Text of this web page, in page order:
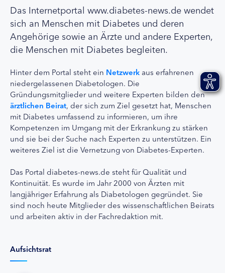
Das Internetportal www.diabetes-news.de wendet
sich an Menschen mit Diabetes und deren
Angehörige sowie an Ärzte und andere Experten,
die Menschen mit Diabetes begleiten.
Hinter dem Portal steht ein Netzwerk aus erfahrenen
niedergelassenen Diabetologen. Die
Gründungsmitglieder und weitere Experten bilden den
ärztlichen Beirat, der sich zum Ziel gesetzt hat, Menschen
mit Diabetes umfassend zu informieren, um ihre
Kompetenzen im Umgang mit der Erkrankung zu stärken
und sie bei der Suche nach Experten zu unterstützen. Ein
weiteres Ziel ist die Vernetzung von Diabetes-Experten.
Das Portal diabetes-news.de steht für Qualität und
Kontinuität. Es wurde im Jahr 2000 von Ärzten mit
langjähriger Erfahrung als Diabetologen gegründet. Sie
sind noch heute Mitglieder des wissenschaftlichen Beirats
und arbeiten aktiv in der Fachredaktion mit.
Aufsichtsrat